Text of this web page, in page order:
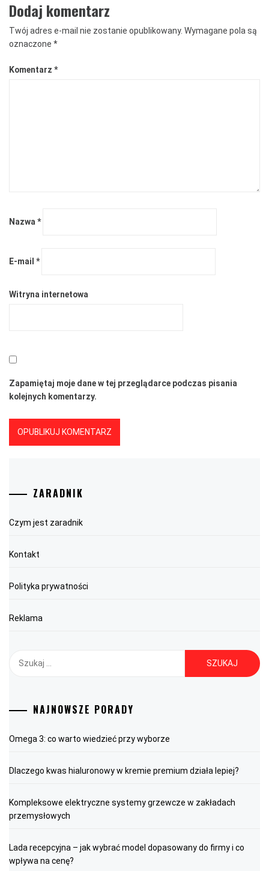
Dodaj komentarz
Twój adres e-mail nie zostanie opublikowany. Wymagane pola są
oznaczone *
Komentarz *
Nazwa *
E-mail *
Witryna internetowa
Zapamiętaj moje dane w tej przeglądarce podczas pisania
kolejnych komentarzy.
ZARADNIK
Czym jest zaradnik
Kontakt
Polityka prywatności
Reklama
NAJNOWSZE PORADY
Omega 3: co warto wiedzieć przy wyborze
Dlaczego kwas hialuronowy w kremie premium działa lepiej?
Kompleksowe elektryczne systemy grzewcze w zakładach
przemysłowych
Lada recepcyjna – jak wybrać model dopasowany do firmy i co
wpływa na cenę?